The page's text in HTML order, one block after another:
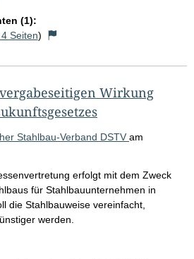
(1):
Seiten)
Wirkung
Stahlbau-Verband DSTV am
erfolgt mit dem Zweck
für Stahlbauunternehmen in
die Stahlbauweise vereinfacht,
werden.